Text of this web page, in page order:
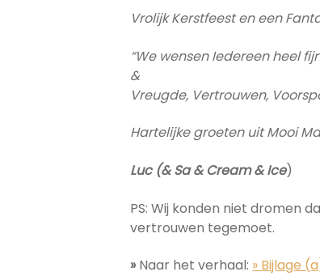
Vrolijk Kerstfeest en een
“We wensen Iedereen heel
&
Vreugde, Vertrouwen,
Hartelijke groeten uit Mooi
Luc (& Sa & Cream & Ice)
PS: Wij konden niet dromen
vertrouwen tegemoet.
»Naar het verhaal: » Bijlage